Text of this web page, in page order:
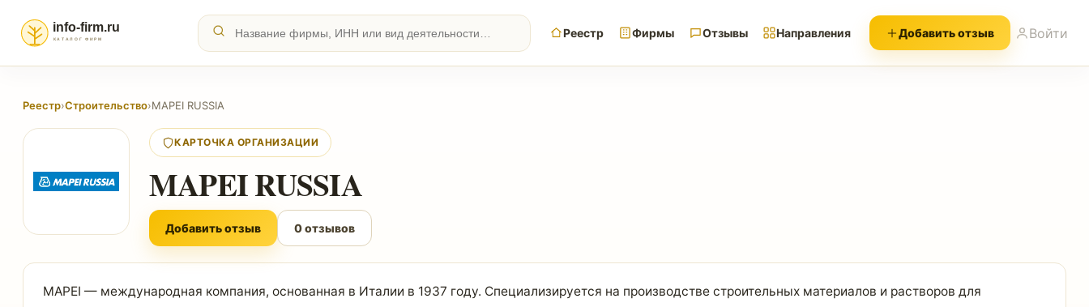
Реестр Фирмы Отзывы Направления Добавить отзыв Войти
Реестр›Строительство›MAPEI RUSSIA
КАРТОЧКА ОРГАНИЗАЦИИ
MAPEI RUSSIA
Добавить отзыв 0 отзывов
MAPEI — международная компания, основанная в Италии в 1937 году. Специализируется на производстве строительных материалов и растворов для